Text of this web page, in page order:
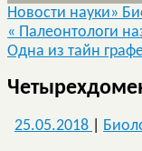
Новости науки»
« Палеонтологи
Одна из тайн
25.05.2018